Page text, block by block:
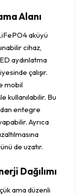
Alanı
aküyü
cihaz,
aydınlatma
çalışır.
mobil
kullanılabilir. Bu
entegre
Ayrıca
de uzatır.
Dağılımı
ama düzenli